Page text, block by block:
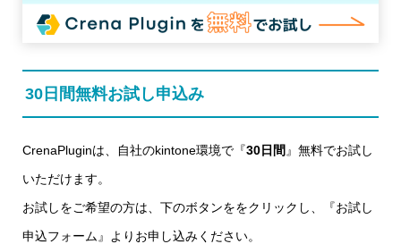
30日間無料お試し申込み
CrenaPluginは、自社のkintone環境で『30日間』無料でお試し
いただけます。
お試しをご希望の方は、下のボタンををクリックし、『お試し
申込フォーム』よりお申し込みください。